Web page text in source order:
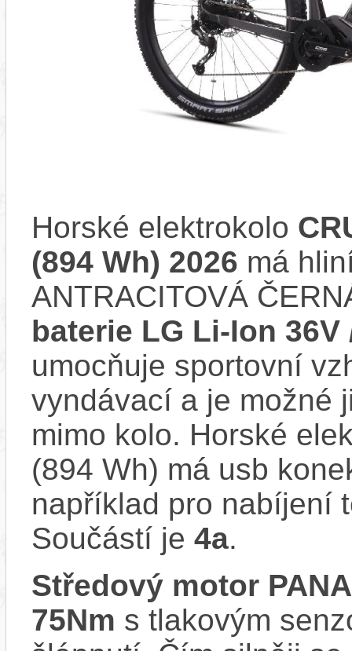
Horské elektrokolo
(894 Wh) 2026 má
ANTRACITOVÁ
baterie LG Li-Ion 36V
umocňuje sportovní
vyndávací a je možné
mimo kolo. Horské
(894 Wh) má usb
například pro nabíjení
Součástí je 4a.
Středový motor
75Nm s tlakovým